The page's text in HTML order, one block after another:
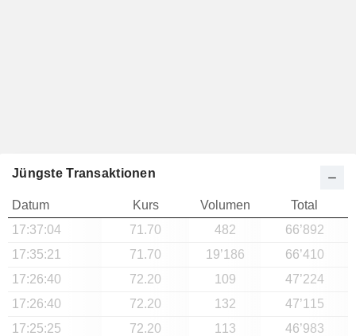
Jüngste Transaktionen
Datum Kurs Volumen
Total
17:37:04
71.70 482
66’892
17:35:21
71.70 19’186
66’410
17:26:40
72.20 109
47’224
17:26:40
72.20 132
47’115
17:25:25
72.20 113
46’983